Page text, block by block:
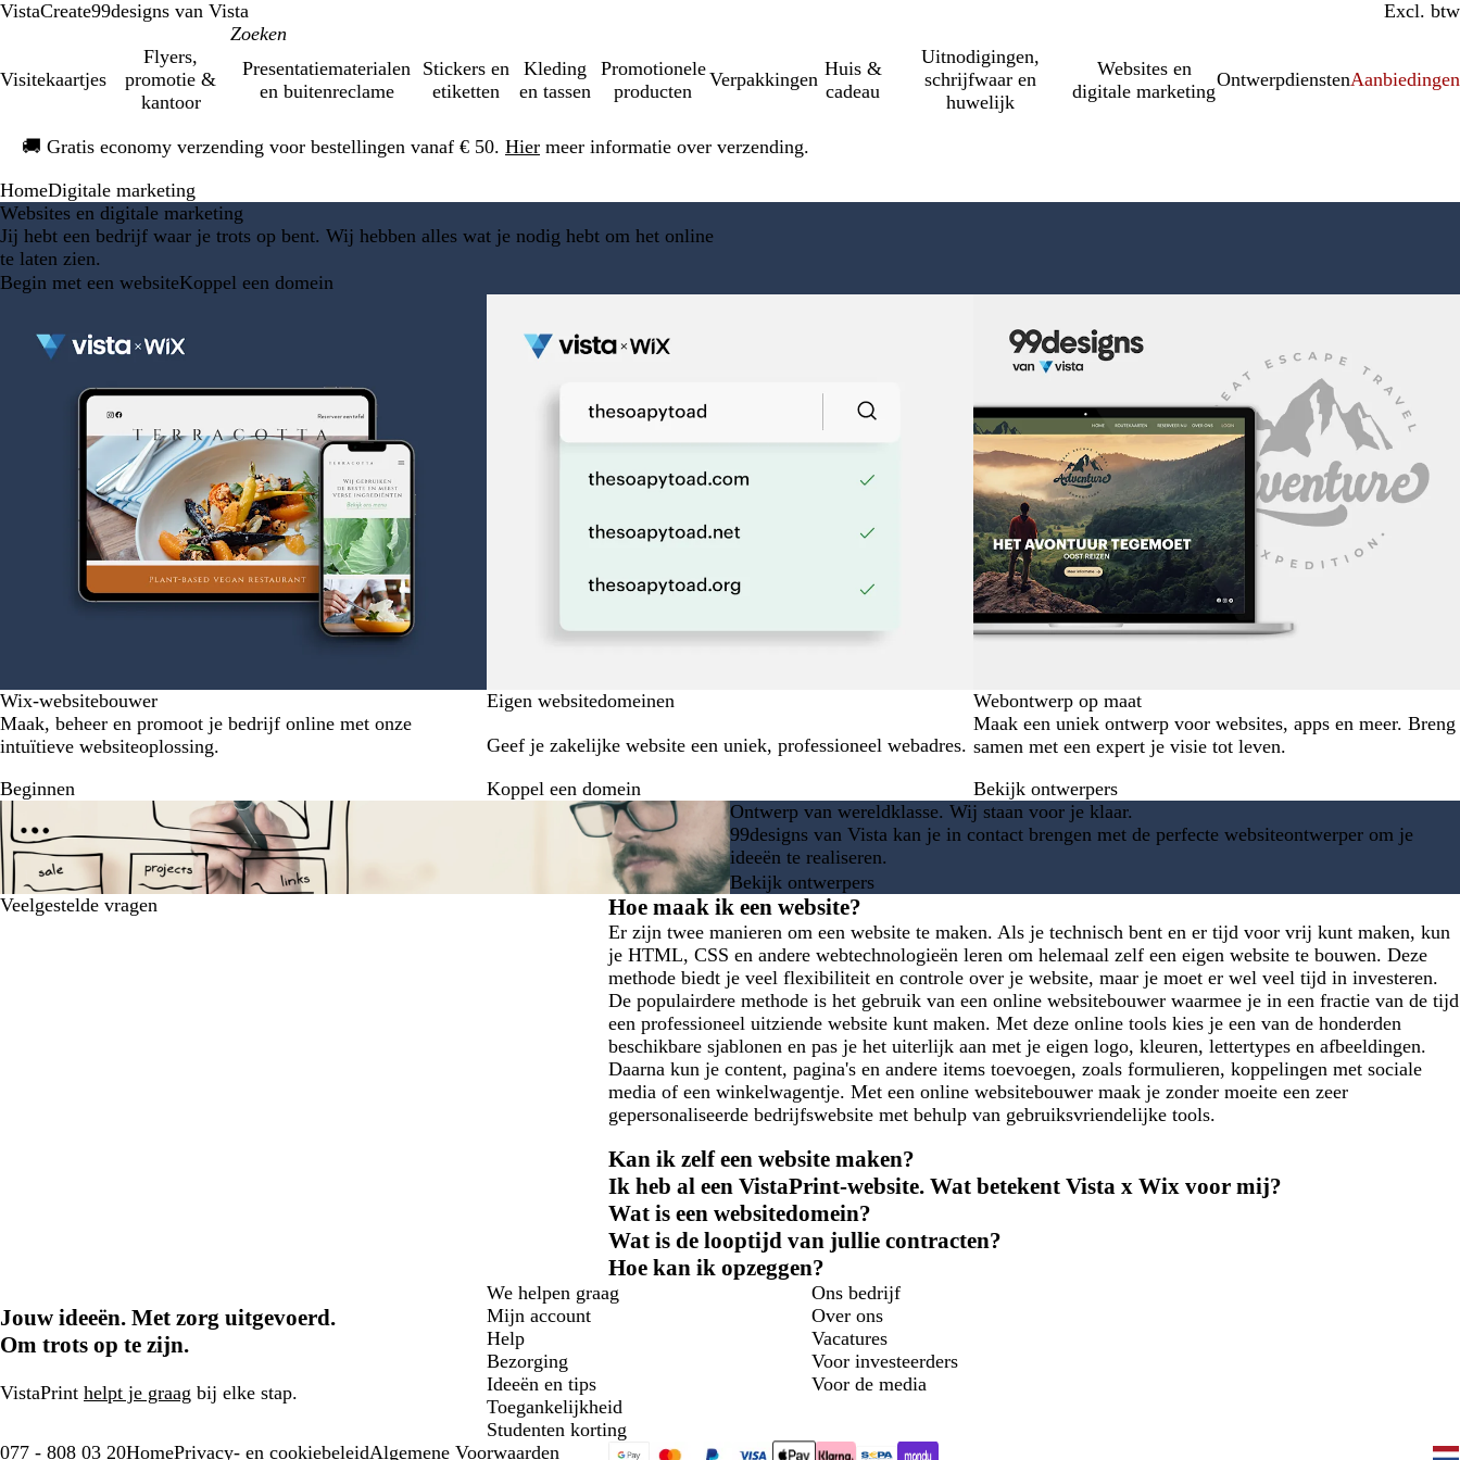
VistaCreate99designs van Vista Incl. btw
Excl. btw
Visitekaartjes
Flyers,
promotie &
kantoor
Presentatiematerialen
en buitenreclame
Stickers en
etiketten
Kleding
en tassen
Promotionele
producten
Verpakkingen
Huis &
cadeau
Uitnodigingen,
schrijfwaar en
huwelijk
Websites en
digitale marketing
OntwerpdienstenAanbiedingen
🚚 Gratis economy verzending voor bestellingen vanaf € 50. Hier meer informatie over verzending.
1
HomeDigitale marketing
Websites en digitale marketing
Jij hebt een bedrijf waar je trots op bent. Wij hebben alles wat je nodig hebt om het online
te laten zien.
Begin met een websiteKoppel een domein
Wix-websitebouwer
Maak, beheer en promoot je bedrijf online met onze
intuïtieve websiteoplossing.
Beginnen
Eigen websitedomeinen
Geef je zakelijke website een uniek, professioneel webadres.
Koppel een domein
Webontwerp op maat
Maak een uniek ontwerp voor websites, apps en meer. Breng
samen met een expert je visie tot leven.
Bekijk ontwerpers
Ontwerp van wereldklasse. Wij staan voor je klaar.
99designs van Vista kan je in contact brengen met de perfecte websiteontwerper om je
ideeën te realiseren.
Bekijk ontwerpers
Veelgestelde vragen
Hoe maak ik een website?
Er zijn twee manieren om een website te maken. Als je technisch bent en er tijd voor vrij kunt maken, kun
je HTML, CSS en andere webtechnologieën leren om helemaal zelf een eigen website te bouwen. Deze
methode biedt je veel flexibiliteit en controle over je website, maar je moet er wel veel tijd in investeren.
De populairdere methode is het gebruik van een online websitebouwer waarmee je in een fractie van de tijd
een professioneel uitziende website kunt maken. Met deze online tools kies je een van de honderden
beschikbare sjablonen en pas je het uiterlijk aan met je eigen logo, kleuren, lettertypes en afbeeldingen.
Daarna kun je content, pagina's en andere items toevoegen, zoals formulieren, koppelingen met sociale
media of een winkelwagentje. Met een online websitebouwer maak je zonder moeite een zeer
gepersonaliseerde bedrijfswebsite met behulp van gebruiksvriendelijke tools.
Kan ik zelf een website maken?
Ik heb al een VistaPrint-website. Wat betekent Vista x Wix voor mij?
Wat is een websitedomein?
Wat is de looptijd van jullie contracten?
Hoe kan ik opzeggen?
Jouw ideeën. Met zorg uitgevoerd.
Om trots op te zijn.
VistaPrint helpt je graag bij elke stap.
We helpen graag
Mijn account
Help
Bezorging
Ideeën en tips
Toegankelijkheid
Studenten korting
Ons bedrijf
Over ons
Vacatures
Voor investeerders
Voor de media
077 - 808 03 20HomePrivacy- en cookiebeleidAlgemene Voorwaarden